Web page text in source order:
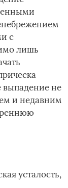
с
лишь
выпадение не
и недавним
усталость,